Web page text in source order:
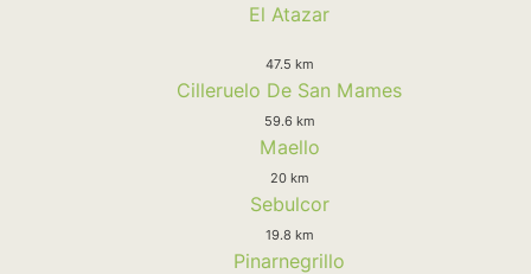
El Atazar
47.5 km
Cilleruelo De San Mames
59.6 km
Maello
20 km
Sebulcor
19.8 km
Pinarnegrillo